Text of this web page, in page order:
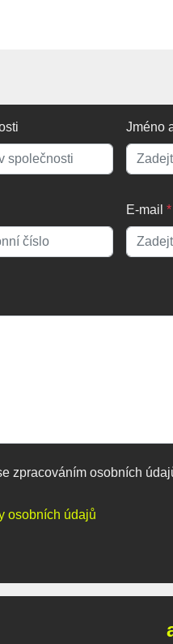
Jméno
E-mail *
zpracováním osobních
osobních údajů